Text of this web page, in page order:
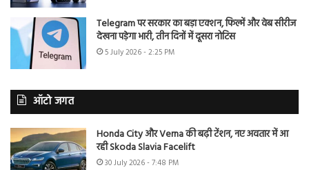
Telegram पर सरकार का बड़ा एक्शन, फिल्में और वेब सीरीज
देखना पड़ेगा भारी, तीन दिनों में दूसरा नोटिस
5 July 2026 - 2:25 PM
ऑटो जगत
Honda City और Verna की बढ़ी टेंशन, नए अवतार में आ
रही Skoda Slavia Facelift
30 July 2026 - 7:48 PM